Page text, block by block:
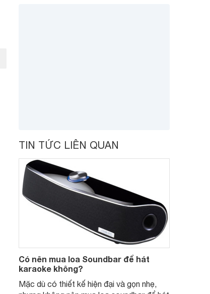
TIN TỨC LIÊN QUAN
Có nên mua loa Soundbar để hát
karaoke không?
Mặc dù có thiết kế hiện đại và gọn nhẹ,